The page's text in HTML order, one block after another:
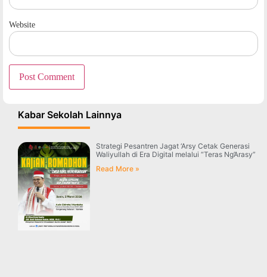
Website
Kabar Sekolah Lainnya
Strategi Pesantren Jagat ‘Arsy Cetak Generasi
Waliyullah di Era Digital melalui “Teras Ng’Arasy”
Read More »